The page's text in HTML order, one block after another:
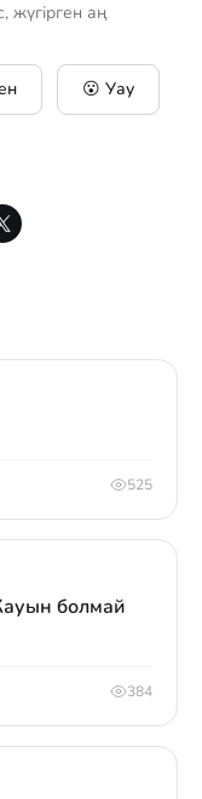
жүгірген аң
😮 Уау
525
болмай
384